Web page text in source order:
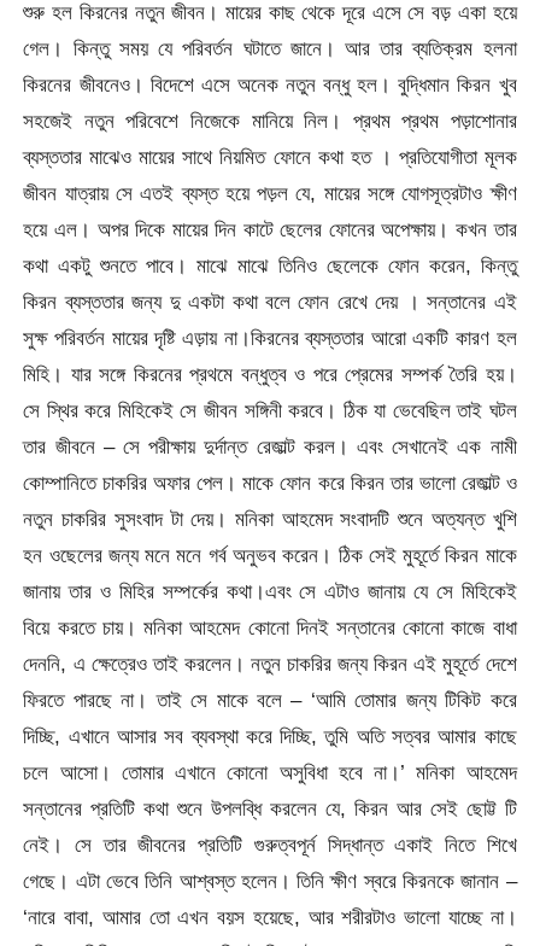
শুরু হল কিরনের নতুন জীবন। মায়ের কাছ থেকে দূরে এসে সে বড় একা হয়ে
গেল। কিন্তু সময় যে পরিবর্তন ঘটাতে জানে। আর তার ব্যতিক্রম হলনা
কিরনের জীবনেও। বিদেশে এসে অনেক নতুন বন্ধু হল। বুদ্ধিমান কিরন খুব
সহজেই নতুন পরিবেশে নিজেকে মানিয়ে নিল। প্রথম প্রথম পড়াশোনার
ব্যস্ততার মাঝেও মায়ের সাথে নিয়মিত ফোনে কথা হত । প্রতিযোগীতা মূলক
জীবন যাত্রায় সে এতই ব্যস্ত হয়ে পড়ল যে, মায়ের সঙ্গে যোগসূত্রটাও ক্ষীণ
হয়ে এল। অপর দিকে মায়ের দিন কাটে ছেলের ফোনের অপেক্ষায়। কখন তার
কথা একটু শুনতে পাবে। মাঝে মাঝে তিনিও ছেলেকে ফোন করেন, কিন্তু
কিরন ব্যস্ততার জন্য দু একটা কথা বলে ফোন রেখে দেয় । সন্তানের এই
সুক্ষ পরিবর্তন মায়ের দৃষ্টি এড়ায় না।কিরনের ব্যস্ততার আরো একটি কারণ হল
মিহি। যার সঙ্গে কিরনের প্রথমে বন্ধুত্ব ও পরে প্রেমের সম্পর্ক তৈরি হয়।
সে স্থির করে মিহিকেই সে জীবন সঙ্গিনী করবে। ঠিক যা ভেবেছিল তাই ঘটল
তার জীবনে – সে পরীক্ষায় দুর্দান্ত রেজাল্ট করল। এবং সেখানেই এক নামী
কোম্পানিতে চাকরির অফার পেল। মাকে ফোন করে কিরন তার ভালো রেজাল্ট ও
নতুন চাকরির সুসংবাদ টা দেয়। মনিকা আহমেদ সংবাদটি শুনে অত্যন্ত খুশি
হন ওছেলের জন্য মনে মনে গর্ব অনুভব করেন। ঠিক সেই মুহূর্তে কিরন মাকে
জানায় তার ও মিহির সম্পর্কের কথা।এবং সে এটাও জানায় যে সে মিহিকেই
বিয়ে করতে চায়। মনিকা আহমেদ কোনো দিনই সন্তানের কোনো কাজে বাধা
দেননি, এ ক্ষেত্রেও তাই করলেন। নতুন চাকরির জন্য কিরন এই মুহূর্তে দেশে
ফিরতে পারছে না। তাই সে মাকে বলে – ‘আমি তোমার জন্য টিকিট করে
দিচ্ছি, এখানে আসার সব ব্যবস্থা করে দিচ্ছি, তুমি অতি সত্বর আমার কাছে
চলে আসো। তোমার এখানে কোনো অসুবিধা হবে না।’ মনিকা আহমেদ
সন্তানের প্রতিটি কথা শুনে উপলব্ধি করলেন যে, কিরন আর সেই ছোট্ট টি
নেই। সে তার জীবনের প্রতিটি গুরুত্বপূর্ন সিদ্ধান্ত একাই নিতে শিখে
গেছে। এটা ভেবে তিনি আশ্বস্ত হলেন। তিনি ক্ষীণ স্বরে কিরনকে জানান –
‘নারে বাবা, আমার তো এখন বয়স হয়েছে, আর শরীরটাও ভালো যাচ্ছে না।